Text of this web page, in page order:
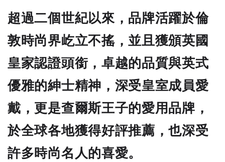
超過二個世紀以來，品牌活躍於倫
敦時尚界屹立不搖，並且獲頒英國
皇家認證頭銜，卓越的品質與英式
優雅的紳士精神，深受皇室成員愛
戴，更是查爾斯王子的愛用品牌，
於全球各地獲得好評推薦，也深受
許多時尚名人的喜愛。